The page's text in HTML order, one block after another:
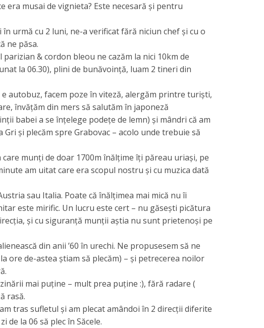
era musai de vignieta? Este necesară și pentru
urmă cu 2 luni, ne-a verificat fără niciun chef și cu o
ne păsa.
& cordon bleou ne cazăm la nici 10km de
la 06.30), plini de bunăvoință, luam 2 tineri din
autobuz, facem poze în viteză, alergăm printre turiști,
învățăm din mers să salutăm în japoneză
babei a se înțelege podețe de lemn) și mândri că am
și plecăm spre Grabovac – acolo unde trebuie să
munți de doar 1700m înălțime îți păreau uriași, pe
am uitat care era scopul nostru și cu muzica dată
sau Italia. Poate că înălțimea mai mică nu îi
este mirific. Un lucru este cert – nu găsești picătura
și cu siguranță munții aștia nu sunt prietenoși pe
din anii ’60 în urechi. Ne propusesem să ne
ore de-astea știam să plecăm) – și petrecerea noilor
mai puține – mult prea puține :), fără radare (
rasă.
tras sufletul și am plecat amândoi în 2 direcții diferite
de la 06 să plec în Săcele.